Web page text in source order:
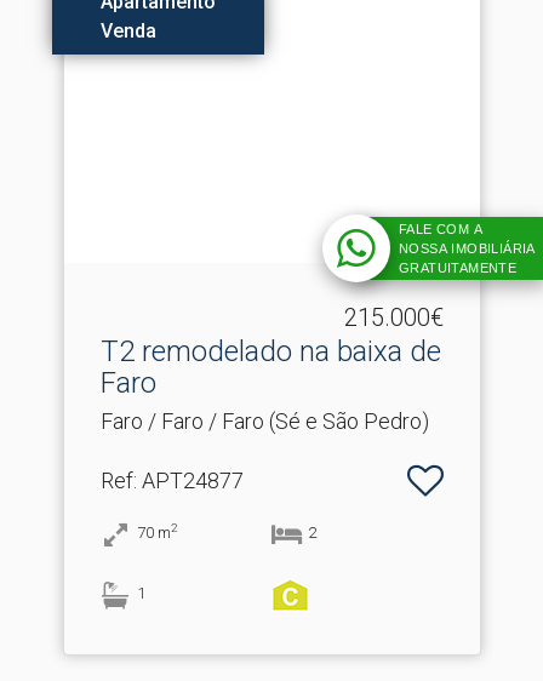
Venda
215.000€
T2 remodelado na baixa de
Faro
Faro / Faro / Faro (Sé e São Pedro)
Ref: APT24877
70 m2 2
1
FALE COM A
NOSSA IMOBILIÁRIA
GRATUITAMENTE